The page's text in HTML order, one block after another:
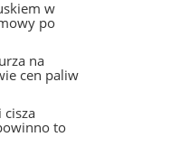
w
po
na
cen paliw
to